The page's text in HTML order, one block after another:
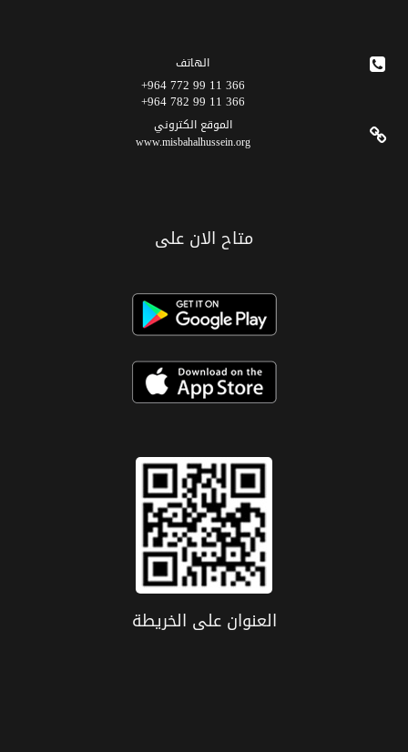
الهاتف
366 11 99 772 964+
366 11 99 782 964+
الموقع الکتروني
www.misbahalhussein.org
متاح الان على
العنوان علی الخریطة